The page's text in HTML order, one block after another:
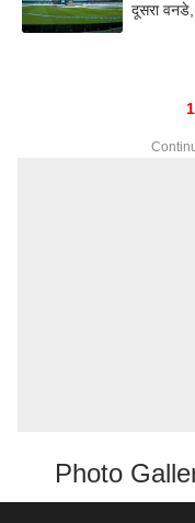
दूसरा वनडे,
1
Photo